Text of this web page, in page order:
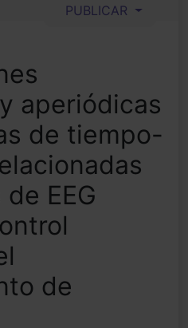
PUBLICAR
aperiódicas
de tiempo-
EEG
de